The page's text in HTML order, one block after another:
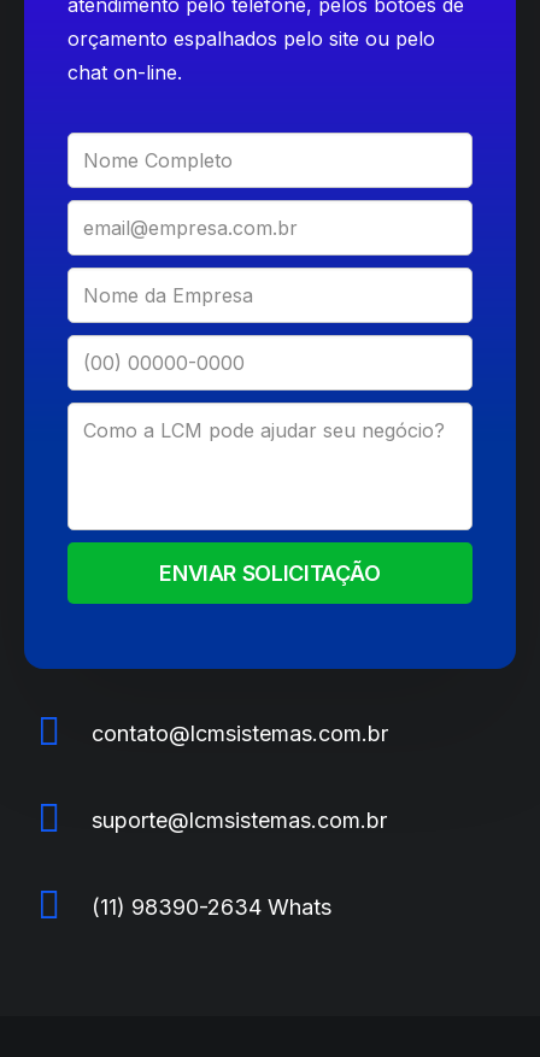
atendimento pelo telefone, pelos botões de
orçamento espalhados pelo site ou pelo
chat on-line.
ENVIAR SOLICITAÇÃO
contato@lcmsistemas.com.br
suporte@lcmsistemas.com.br
(11) 98390-2634 Whats